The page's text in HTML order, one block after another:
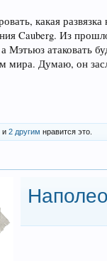
какая
Cauberg. Из
Мэтьюз атаковать
мира. Думаю, он
и2 другим нравится это.